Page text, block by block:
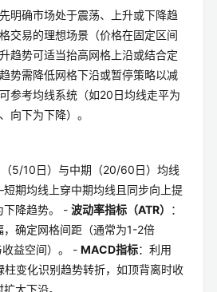
明确市场处于震荡、上升或下降趋
交易的理想场景（价格在固定区间
趋势可适当抬高网格上沿或结合定
势需降低网格下沿或暂停策略以减
参考均线系统（如20日均线走平为
向下为下降）。
5/10日）与中期（20/60日）均线
期均线上穿中期均线且同步向上提
下降趋势。 - 波动率指标（ATR）
：
确定网格间距（通常为1-2倍
益空间）。 - MACD指标：利用
柱变化识别趋势转折，如顶背离时收
大下沿。